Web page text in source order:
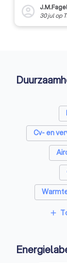
account_circle
30 julop
Cv- en
add